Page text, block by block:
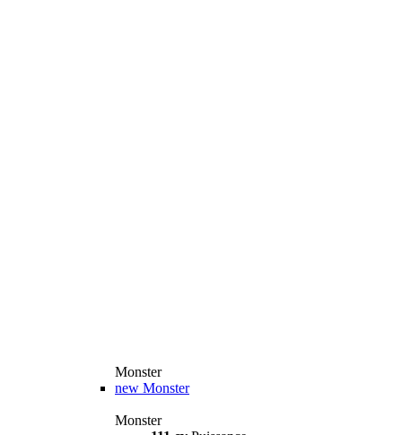
Monster
new Monster
Monster